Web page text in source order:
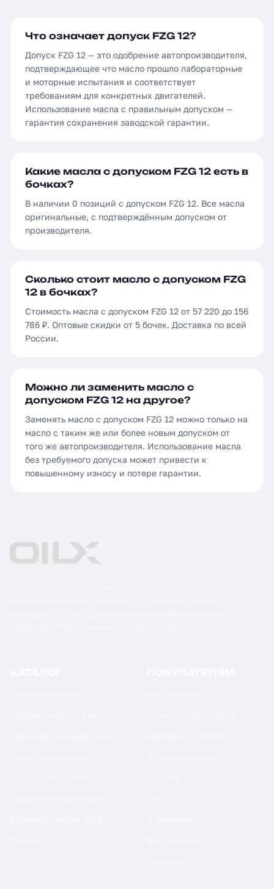
Что означает допуск FZG 12?
Допуск FZG 12 — это одобрение автопроизводителя,
подтверждающее что масло прошло лабораторные
и моторные испытания и соответствует
требованиям для конкретных двигателей.
Использование масла с правильным допуском —
гарантия сохранения заводской гарантии.
Какие масла с допуском FZG 12 есть в
бочках?
В наличии 0 позиций с допуском FZG 12. Все масла
оригинальные, с подтверждённым допуском от
производителя.
Сколько стоит масло с допуском FZG
12 в бочках?
Стоимость масла с допуском FZG 12 от 57 220 до 156
786 ₽. Оптовые скидки от 5 бочек. Доставка по всей
России.
Можно ли заменить масло с
допуском FZG 12 на другое?
Заменять масло с допуском FZG 12 можно только на
масло с таким же или более новым допуском от
того же автопроизводителя. Использование масла
без требуемого допуска может привести к
повышенному износу и потере гарантии.